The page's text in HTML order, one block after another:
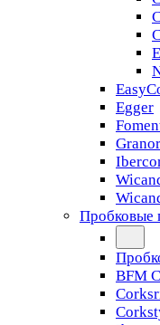
Egger
Пробковые
BFM